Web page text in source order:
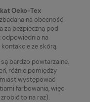
Oeko-Tex
na obecność
za bezpieczną pod
odpowiednia na
ze skórą.
bardzo powtarzalne,
różnic pomiędzy
występować
farbowania, więc
to na raz).